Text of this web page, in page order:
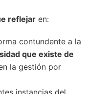
reflejar en:
contundente a la
que existe de
la gestión por